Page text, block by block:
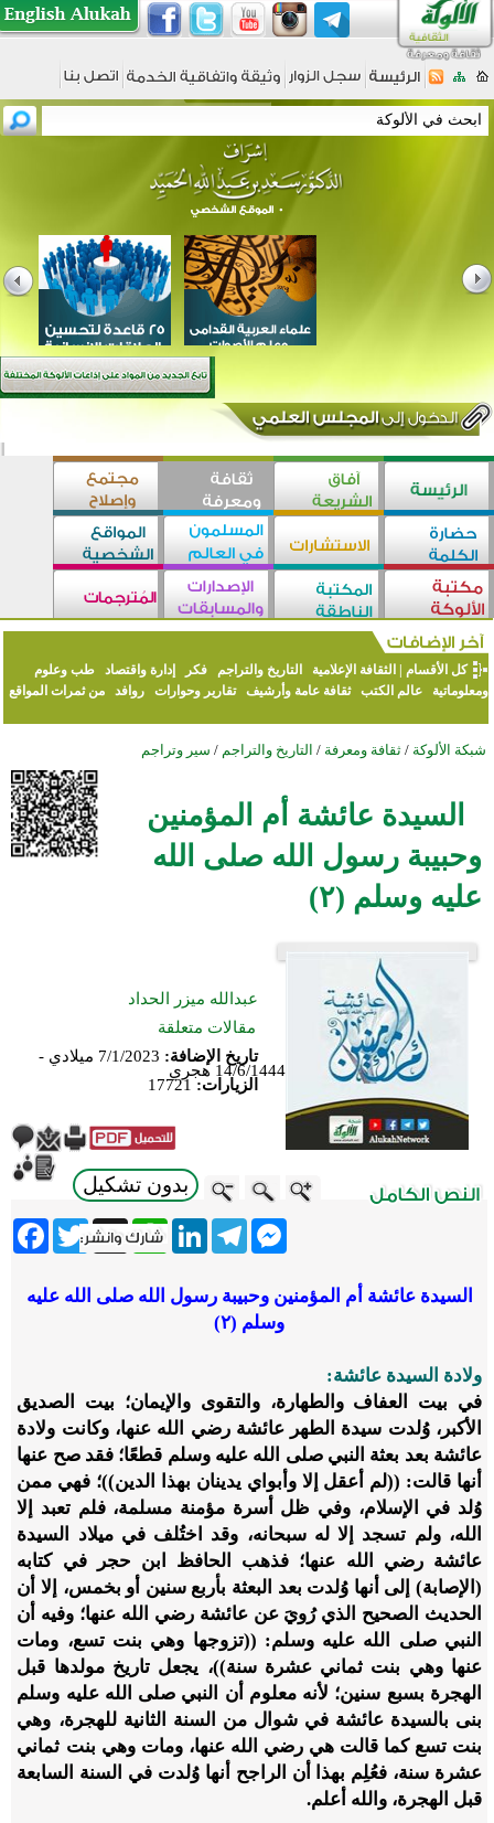
كل الأقسام الثقافة الإعلامية التاريخ والتراجم فكر إدارة واقتصاد
طب وعلوم
ومعلوماتية
عالم الكتب ثقافة عامة وأرشيف تقارير وحوارات روافد من ثمرات المواقع
شبكة الألوكة / ثقافة ومعرفة / التاريخ والتراجم / سير وتراجم
السيدة عائشة أم المؤمنين
وحبيبة رسول الله صلى الله
عليه وسلم (٢)
عبدالله ميزر الحداد
مقالات متعلقة
تاريخ الإضافة:
7/1/2023 ميلادي -
14/6/1444 هجري
الزيارات: 17721
بدون تشكيل
Twitter X
WhatsApp
LinkedInTelegram
Messenger
السيدة عائشة أم المؤمنين وحبيبة رسول الله صلى الله عليه
وسلم (٢)
ولادة السيدة عائشة:
في بيت العفاف والطهارة، والتقوى والإيمان؛ بيت الصديق
الأكبر، وُلدت سيدة الطهر عائشة رضي الله عنها، وكانت ولادة
عائشة بعد بعثة النبي صلى الله عليه وسلم قطعًا؛ فقد صح عنها
أنها قالت: ((لم أعقل إلا وأبواي يدينان بهذا الدين))؛ فهي ممن
وُلد في الإسلام، وفي ظل أسرة مؤمنة مسلمة، فلم تعبد إلا
الله، ولم تسجد إلا له سبحانه، وقد اختُلف في ميلاد السيدة
عائشة رضي الله عنها؛ فذهب الحافظ ابن حجر في كتابه
(الإصابة) إلى أنها وُلدت بعد البعثة بأربع سنين أو بخمس، إلا أن
الحديث الصحيح الذي رُويَ عن عائشة رضي الله عنها؛ وفيه أن
النبي صلى الله عليه وسلم: ((تزوجها وهي بنت تسع، ومات
عنها وهي بنت ثماني عشرة سنة))، يجعل تاريخ مولدها قبل
الهجرة بسبع سنين؛ لأنه معلوم أن النبي صلى الله عليه وسلم
بنى بالسيدة عائشة في شوال من السنة الثانية للهجرة، وهي
بنت تسع كما قالت هي رضي الله عنها، ومات وهي بنت ثماني
عشرة سنة، فعُلِم بهذا أن الراجح أنها وُلدت في السنة السابعة
قبل الهجرة، والله أعلم.